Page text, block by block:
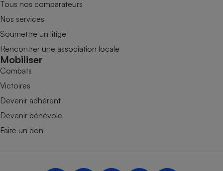
Tous nos comparateurs
Nos services
Soumettre un litige
Rencontrer une association locale
Mobiliser
Combats
Victoires
Devenir adhérent
Devenir bénévole
Faire un don